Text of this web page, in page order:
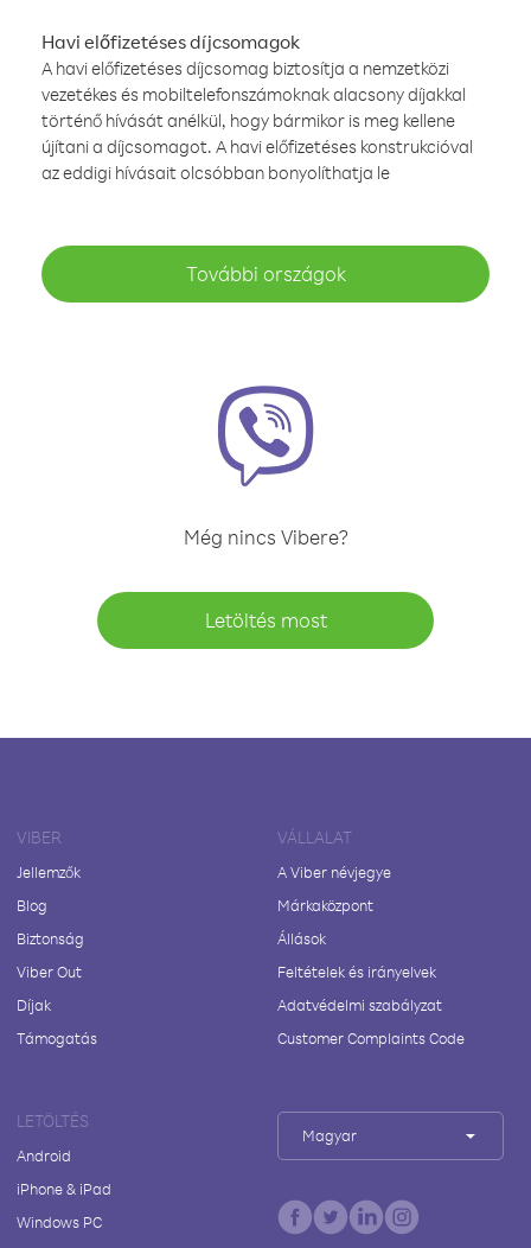
Havi előfizetéses díjcsomagok
A havi előfizetéses díjcsomag biztosítja a nemzetközi
vezetékes és mobiltelefonszámoknak alacsony díjakkal
történő hívását anélkül, hogy bármikor is meg kellene
újítani a díjcsomagot. A havi előfizetéses konstrukcióval
az eddigi hívásait olcsóbban bonyolíthatja le
További országok
Még nincs Vibere?
Letöltés most
VIBER
Jellemzők
Blog
Biztonság
Viber Out
Díjak
Támogatás
VÁLLALAT
A Viber névjegye
Márkaközpont
Állások
Feltételek és irányelvek
Adatvédelmi szabályzat
Customer Complaints Code
LETÖLTÉS
Android
iPhone & iPad
Windows PC
Magyar